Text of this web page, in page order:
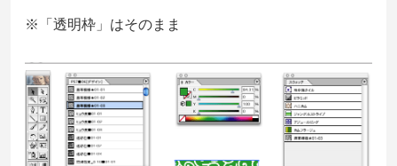
※「透明枠」はそのまま